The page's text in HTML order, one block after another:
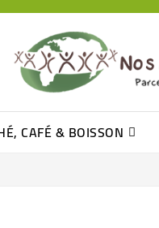
CAFÉ & BOISSON